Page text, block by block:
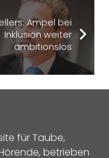
Ampel bei
Inklusion weiter
ambitionslos
für Taube,
betrieben